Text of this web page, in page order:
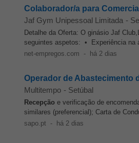
Colaborador/a para
Jaf Gym Unipessoal Limitada -
Detalhe da Oferta: O ginásio Jaf
seguintes aspetos: • Experiência na
net-empregos.com - há 2 dias
Operador de Abastecimento
Multitempo - Setúbal
Recepção e verificação de
similares (preferencial); Carta de
sapo.pt - há 2 dias